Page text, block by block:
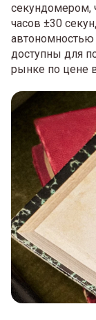
секундомером,
часов ±30
автономностью
доступны для
рынке по цене